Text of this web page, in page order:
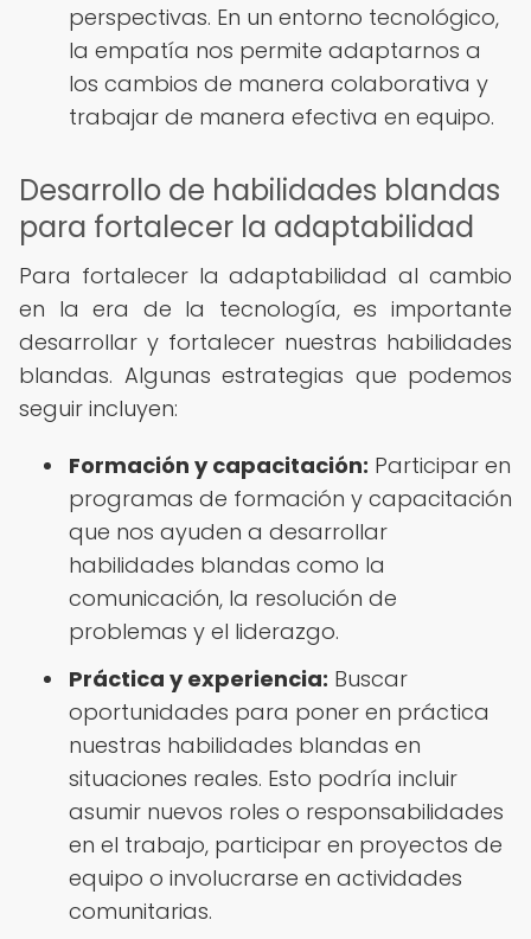
perspectivas. En un entorno tecnológico,
la empatía nos permite adaptarnos a
los cambios de manera colaborativa y
trabajar de manera efectiva en equipo.
Desarrollo de habilidades blandas
para fortalecer la adaptabilidad
Para fortalecer la adaptabilidad al cambio
en la era de la tecnología, es importante
desarrollar y fortalecer nuestras habilidades
blandas. Algunas estrategias que podemos
seguir incluyen:
Formación y capacitación: Participar en
programas de formación y capacitación
que nos ayuden a desarrollar
habilidades blandas como la
comunicación, la resolución de
problemas y el liderazgo.
Práctica y experiencia: Buscar
oportunidades para poner en práctica
nuestras habilidades blandas en
situaciones reales. Esto podría incluir
asumir nuevos roles o responsabilidades
en el trabajo, participar en proyectos de
equipo o involucrarse en actividades
comunitarias.